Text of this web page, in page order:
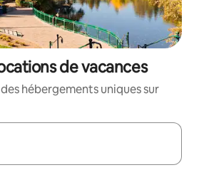
de vacances
hébergements uniques sur
s'affichent, utilisez les flèches vers le